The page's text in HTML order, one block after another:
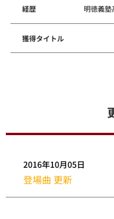
経歴 明徳義
獲得タイトル
2016年10月05日
登場曲 更新